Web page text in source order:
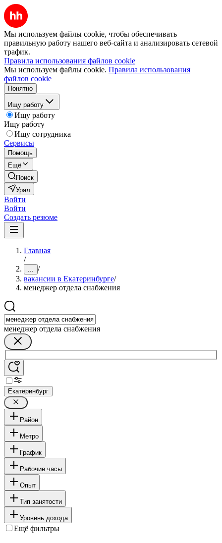
Мы используем файлы cookie, чтобы обеспечивать
правильную работу нашего веб-сайта и анализировать сетевой
трафик.
Правила использования файлов cookie
Мы используем файлы cookie. Правила использования
файлов cookie
Понятно
Ищу работу
Ищу работу
Ищу работу
Ищу сотрудника
Сервисы
Помощь
Ещё
Поиск
Урал
Войти
Войти
Создать резюме
Главная
/
... /
вакансии в Екатеринбурге/
менеджер отдела снабжения
менеджер отдела снабжения
Екатеринбург
Район
Метро
График
Рабочие часы
Опыт
Тип занятости
Уровень дохода
Ещё фильтры